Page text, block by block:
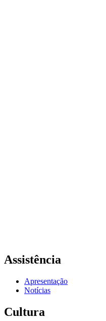
Assistência
Apresentação
Notícias
Cultura